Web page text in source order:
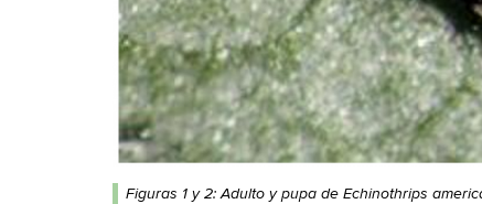
Figuras 1 y 2: Adulto y pupa de Echinothrips